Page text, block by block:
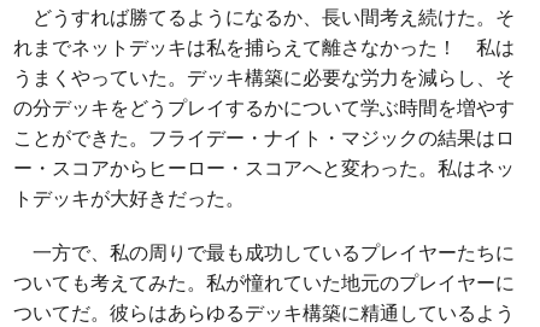
どうすれば勝てるようになるか、長い間考え続けた。そ
れまでネットデッキは私を捕らえて離さなかった！ 私は
うまくやっていた。デッキ構築に必要な労力を減らし、そ
の分デッキをどうプレイするかについて学ぶ時間を増やす
ことができた。フライデー・ナイト・マジックの結果はロ
ー・スコアからヒーロー・スコアへと変わった。私はネッ
トデッキが大好きだった。
一方で、私の周りで最も成功しているプレイヤーたちに
ついても考えてみた。私が憧れていた地元のプレイヤーに
ついてだ。彼らはあらゆるデッキ構築に精通しているよう